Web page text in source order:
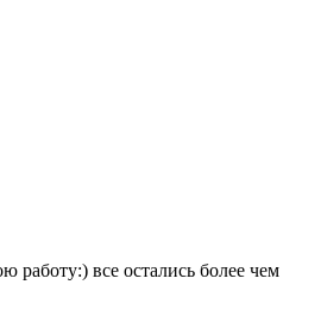
работу:) все остались более чем